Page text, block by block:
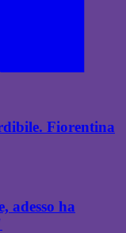
Fiorentina
adesso ha